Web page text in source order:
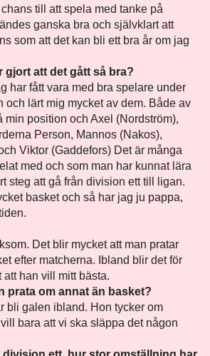
till att spela med tanke på
ganska bra och självklart att
som att det kan bli ett bra år om jag
gjort att det gått så bra?
har fått vara med bra spelare under
och lärt mig mycket av dem. Både av
min position och Axel (Nordström),
Person, Mannos (Nakos),
Viktor (Gaddefors) Det är många
med och som man har kunnat lära
steg att gå från division ett till ligan.
basket och så har jag ju pappa,
Det blir mycket att man pratar
efter matcherna. Ibland blir det för
att han vill mitt bästa.
prata om annat än basket?
bli galen ibland. Hon tycker om
bara att vi ska släppa det någon